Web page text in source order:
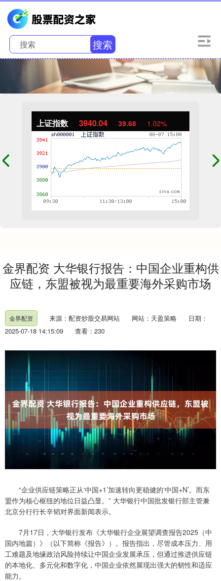
搜索
上证指数 3940.04 39.68 1.02%
金界配资 大华银行报告：中国企业重构供
应链，东盟被视为最重要海外采购市场
金界配资 来源：配资炒股交易网站 网站：天盈策略
日期：
2025-07-18 14:15:09
查看：230
“企业供应链策略正从‘中国+1’加速转向更稳健的‘中国+N’。而东
盟作为核心枢纽的地位日益凸显。” 大华银行中国批发银行部主管兼
北京分行行长辛韬对界面新闻表示。
7月17日，大华银行发布《大华银行企业展望调查报告2025（中
国内地篇）》（以下简称《报告》）。报告指出，尽管成本压力、用
工难题及地缘政治风险持续让中国企业发展承压，但通过推进供应链
的本地化、多元化和数字化，中国企业依然展现出强大的韧性和适应
能力。